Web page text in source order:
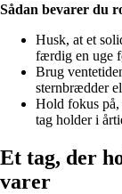
Sådan bevarer du
Husk, at et
færdig en uge
Brug
sternbrædder
Hold fokus på,
tag holder i
Et tag, der
varer